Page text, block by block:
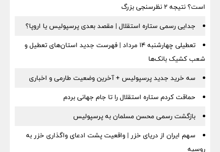
است؟ نتیجه ۲ نظرسنجی بزرگ
جدایی رسمی ستاره استقلال | مقصد بعدی پرسپولیس یا اروپا؟
تعطیلی چهارشنبه ۱۴ مرداد | فهرست جدید استان‌های تعطیل و
شعب کشیک بانک‌ها
سه خرید جدید پرسپولیس + آخرین وضعیت طارمی و اخباری
حماقت کردم ستاره استقلال را تا جام جهانی بردم
بازگشت رسمی محسن مسلمان به پرسپولیس
سهم ایران از دریای خزر | واقعیت پشت ادعای واگذاری خزر به
روسیه